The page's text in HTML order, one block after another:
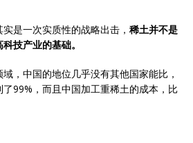
是一次实质性的战略出击， 稀土并不是
技产业的基础。
，中国的地位几乎没有其他国家能比，
99%，而且中国加工重稀土的成本，比